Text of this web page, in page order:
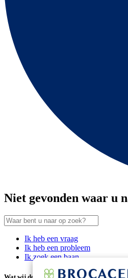
Niet gevonden waar u
Ik heb een vraag
Ik heb een probleem
Ik zoek een baan